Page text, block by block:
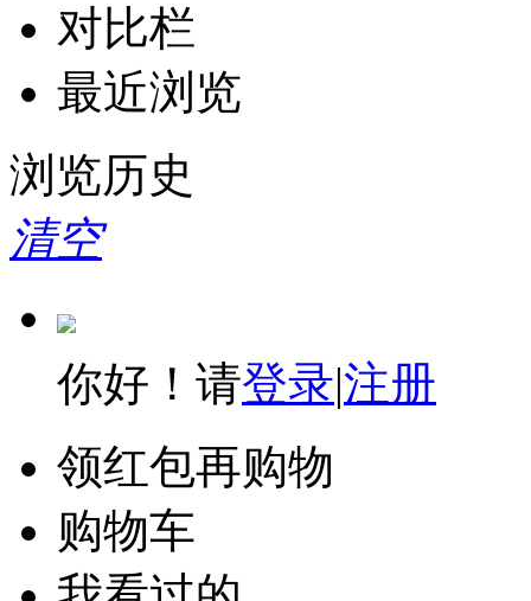
对比栏
最近浏览
浏览历史
清空
你好！请登录|注册
领红包再购物
购物车